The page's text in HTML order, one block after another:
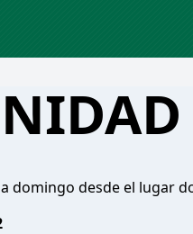
domingo desde el lugar